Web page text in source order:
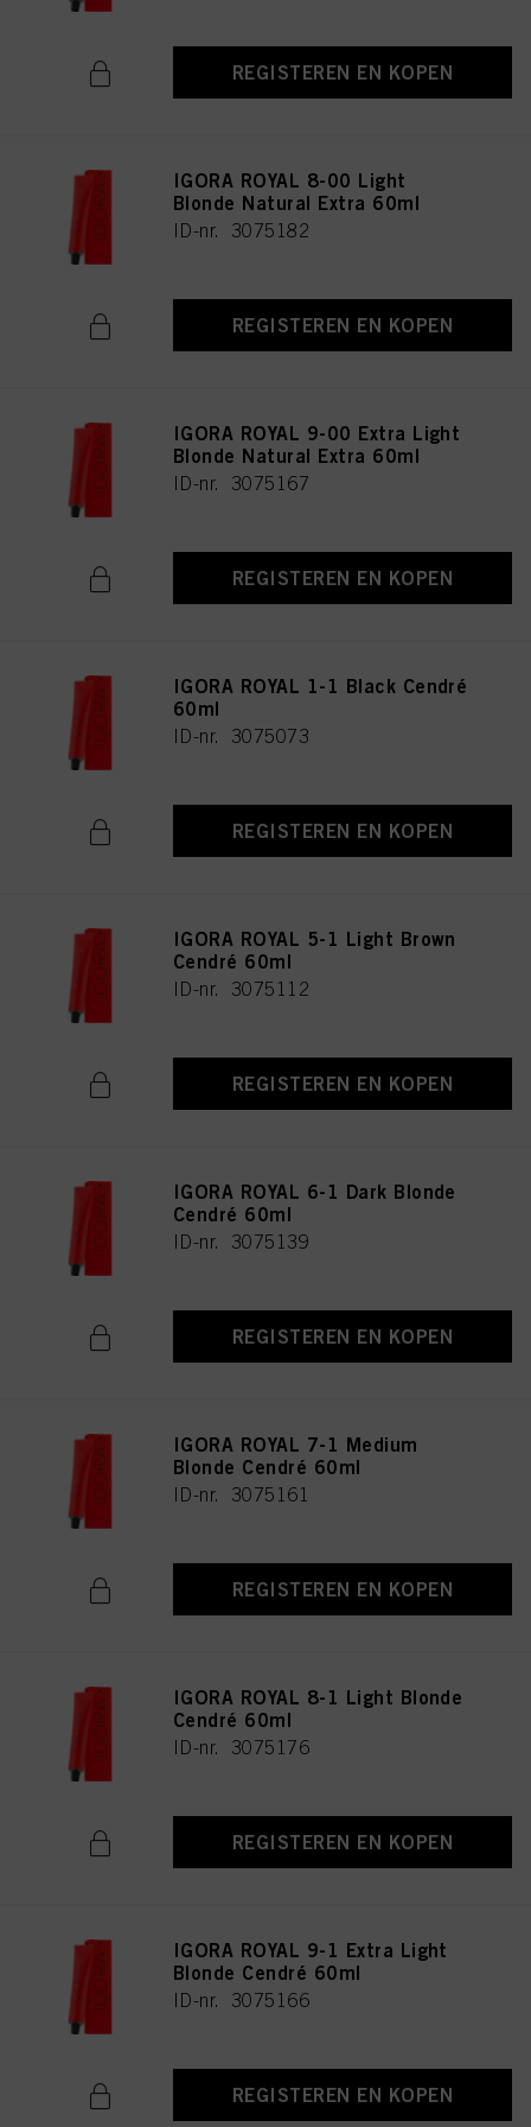
REGISTEREN EN KOPEN
IGORA ROYAL 8-00 Light
Blonde Natural Extra 60ml
ID-nr. 3075182
REGISTEREN EN KOPEN
IGORA ROYAL 9-00 Extra Light
Blonde Natural Extra 60ml
ID-nr. 3075167
REGISTEREN EN KOPEN
IGORA ROYAL 1-1 Black Cendré
60ml
ID-nr. 3075073
REGISTEREN EN KOPEN
IGORA ROYAL 5-1 Light Brown
Cendré 60ml
ID-nr. 3075112
REGISTEREN EN KOPEN
IGORA ROYAL 6-1 Dark Blonde
Cendré 60ml
ID-nr. 3075139
REGISTEREN EN KOPEN
IGORA ROYAL 7-1 Medium
Blonde Cendré 60ml
ID-nr. 3075161
REGISTEREN EN KOPEN
IGORA ROYAL 8-1 Light Blonde
Cendré 60ml
ID-nr. 3075176
REGISTEREN EN KOPEN
IGORA ROYAL 9-1 Extra Light
Blonde Cendré 60ml
ID-nr. 3075166
REGISTEREN EN KOPEN